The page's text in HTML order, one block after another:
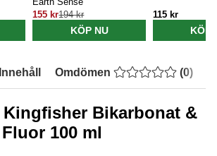
155 kr194 kr
KÖP NU
115 kr
KÖP
Innehåll Omdömen (0)
Kingfisher Bikarbonat &
100 ml